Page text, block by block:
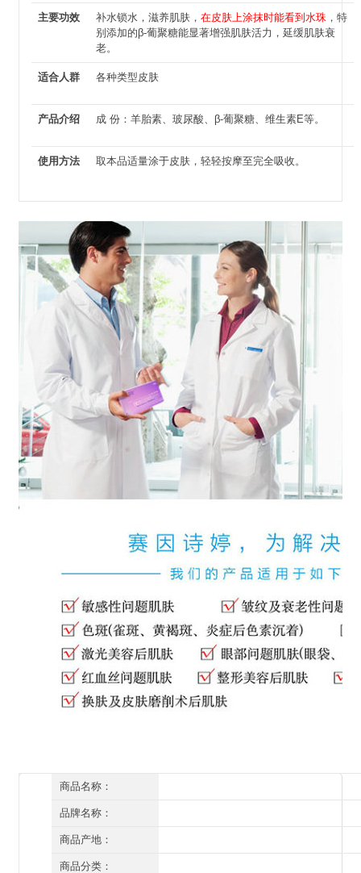
主要功效 补水锁水，滋养肌肤， 在皮肤上涂抹时能看到水珠 ，特
别添加的β-葡聚糖能显著增强肌肤活力，延缓肌肤衰
老。
适合人群 各种类型皮肤
产品介绍 成 份：羊胎素、玻尿酸、β-葡聚糖、维生素E等。
使用方法 取本品适量涂于皮肤，轻轻按摩至完全吸收。
商品名称：
赛因诗婷Sumskm水动力保湿修复霜(清爽型)
品牌名称：
赛因诗婷
商品产地：
深圳
商品分类：